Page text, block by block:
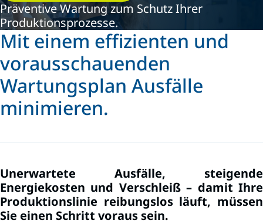
Präventive Wartung zum Schutz Ihrer
Produktionsprozesse.
Mit einem effizienten und
vorausschauenden
Wartungsplan Ausfälle
minimieren.
Unerwartete Ausfälle, steigende
Energiekosten und Verschleiß – damit Ihre
Produktionslinie reibungslos läuft, müssen
Sie einen Schritt voraus sein.